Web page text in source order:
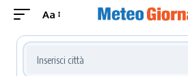
Aa
Cerca località meteo